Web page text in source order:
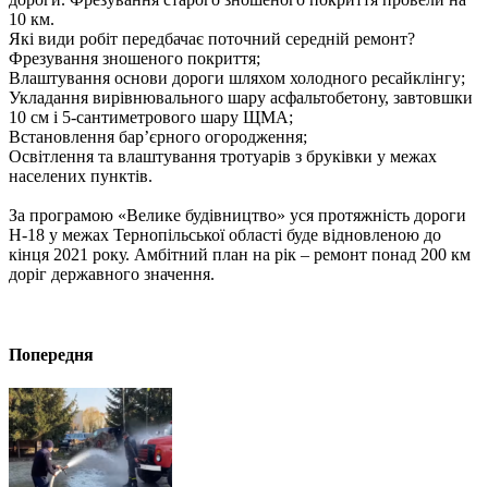
10 км.
Які види робіт передбачає поточний середній ремонт?
Фрезування зношеного покриття;
Влаштування основи дороги шляхом холодного ресайклінгу;
Укладання вирівнювального шару асфальтобетону, завтовшки
10 см і 5-сантиметрового шару ЩМА;
Встановлення бар’єрного огородження;
Освітлення та влаштування тротуарів з бруківки у межах
населених пунктів.
За програмою «Велике будівництво» уся протяжність дороги
Н-18 у межах Тернопільської області буде відновленою до
кінця 2021 року. Амбітний план на рік – ремонт понад 200 км
доріг державного значення.
Попередня